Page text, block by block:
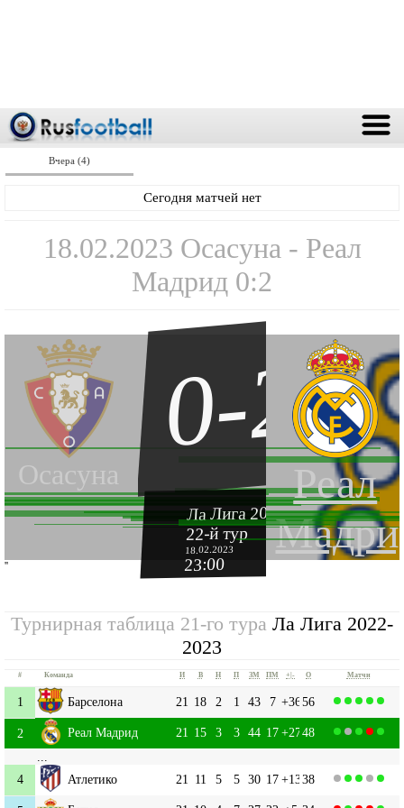
Вчера (4)
Сегодня матчей нет
18.02.2023 Осасуна - Реал
Мадрид 0:2
Осасуна
Реал
0-2
Ла Лига 2022-2023
22-й тур
18.02.2023
23:00
''
Турнирная таблица 21-го тура Ла Лига 2022-
2023
# Команда И В Н П ЗМ ПМ +|- О Матчи
1 Барселона 21 18 2 1 43 7 +3656
2 Реал Мадрид 21 15 3 3 44 17+2748
4
Атлетико 21 11 5 5 30 17+1338